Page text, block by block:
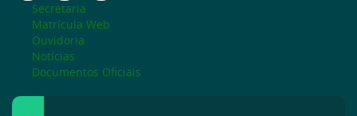
Secretaria
Matrícula Web
Ouvidoria
Notícias
Documentos Oficiais